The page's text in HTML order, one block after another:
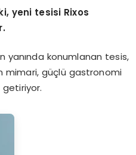
yeni tesisi Rixos
yanında konumlanan tesis,
mimari, güçlü gastronomi